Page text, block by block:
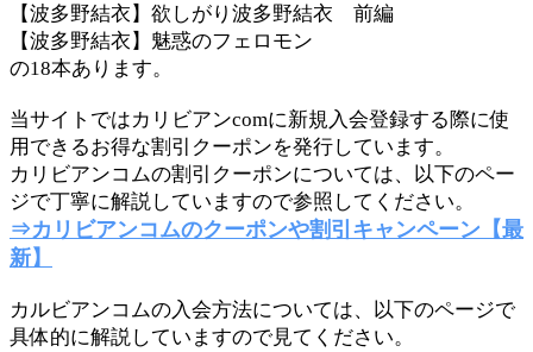
【波多野結衣】欲しがり波多野結衣 前編
【波多野結衣】魅惑のフェロモン
の18本あります。
当サイトではカリビアンcomに新規入会登録する際に使
用できるお得な割引クーポンを発行しています。
カリビアンコムの割引クーポンについては、以下のペー
ジで丁寧に解説していますので参照してください。
⇒カリビアンコムのクーポンや割引キャンペーン【最
新】
カルビアンコムの入会方法については、以下のページで
具体的に解説していますので見てください。